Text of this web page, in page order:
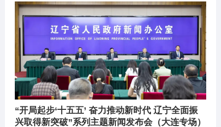
“开局起步‘十五五’ 奋力推动新时代 辽宁全面振
兴取得新突破”系列主题新闻发布会（大连专场）